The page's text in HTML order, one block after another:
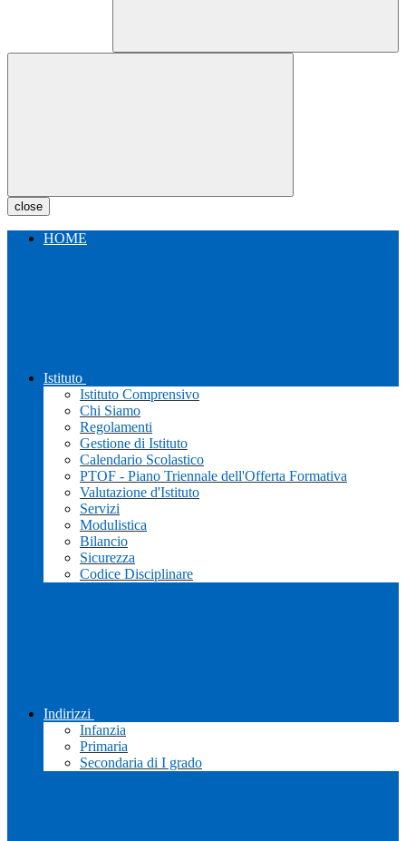
close
HOME
Istituto
Istituto Comprensivo
Chi Siamo
Regolamenti
Gestione di Istituto
Calendario Scolastico
PTOF - Piano Triennale dell'Offerta Formativa
Valutazione d'Istituto
Servizi
Modulistica
Bilancio
Sicurezza
Codice Disciplinare
Indirizzi
Infanzia
Primaria
Secondaria di I grado